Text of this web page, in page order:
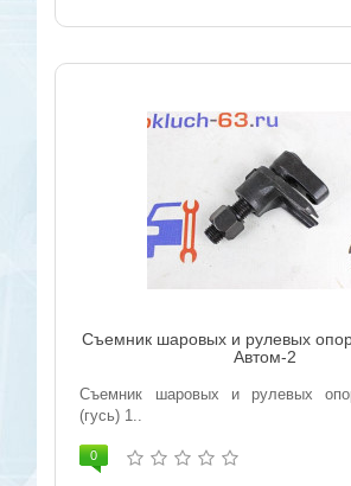
Съемник шаровых и рулевых
Автом-2
Съемник шаровых и рулевых
(гусь) 1..
0